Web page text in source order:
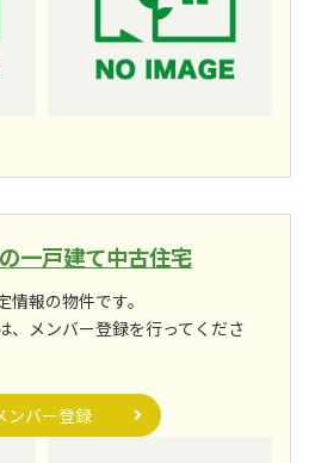
一戸建て中古住宅
報の物件です。
、メンバー登録を行ってくださ
ンバー登録